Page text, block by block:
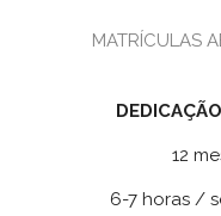
MATRÍCULAS
12
6-7 horas /